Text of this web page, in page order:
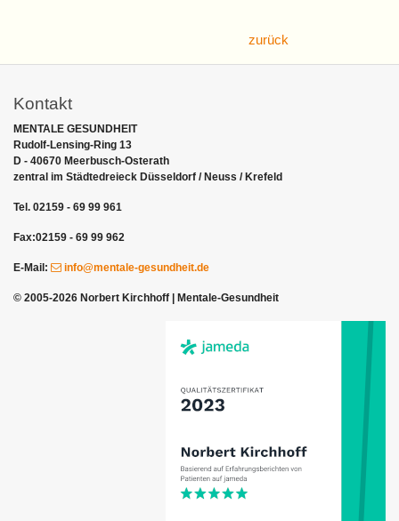
zurück
Kontakt
MENTALE GESUNDHEIT
Rudolf-Lensing-Ring 13
D - 40670 Meerbusch-Osterath
zentral im Städtedreieck Düsseldorf / Neuss / Krefeld
Tel. 02159 - 69 99 961
Fax:02159 - 69 99 962
E-Mail: info@mentale-gesundheit.de
© 2005-2026 Norbert Kirchhoff | Mentale-Gesundheit